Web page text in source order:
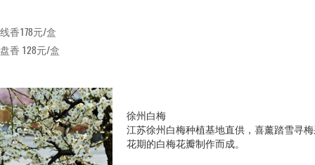
线香178元/盒
盘香 128元/盒
徐州白梅
江苏徐州白梅种植基地直供，喜薰踏雪寻
花期的白梅花瓣制作而成。